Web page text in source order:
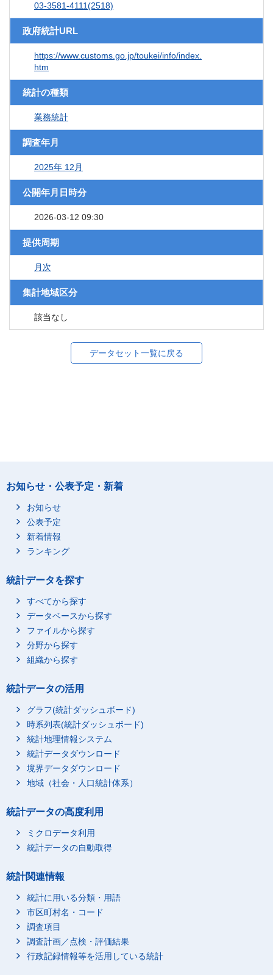
03-3581-4111(2518)
政府統計URL
https://www.customs.go.jp/toukei/info/index.
htm
統計の種類
業務統計
調査年月
2025年 12月
公開年月日時分
2026-03-12 09:30
提供周期
月次
集計地域区分
該当なし
データセット一覧に戻る
お知らせ・公表予定・新着
お知らせ
公表予定
新着情報
ランキング
統計データを探す
すべてから探す
データベースから探す
ファイルから探す
分野から探す
組織から探す
統計データの活用
グラフ(統計ダッシュボード)
時系列表(統計ダッシュボード)
統計地理情報システム
統計データダウンロード
境界データダウンロード
地域（社会・人口統計体系）
統計データの高度利用
ミクロデータ利用
統計データの自動取得
統計関連情報
統計に用いる分類・用語
市区町村名・コード
調査項目
調査計画／点検・評価結果
行政記録情報等を活用している統計